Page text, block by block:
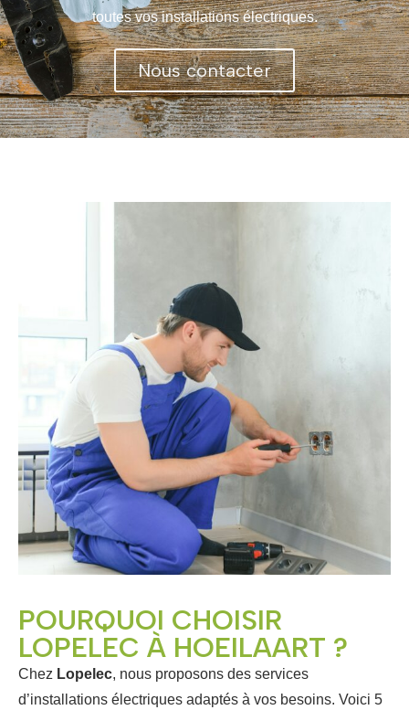
toutes vos installations électriques.
Nous contacter
POURQUOI CHOISIR
LOPELEC À HOEILAART ?
Chez Lopelec, nous proposons des services
d’installations électriques adaptés à vos besoins. Voici 5